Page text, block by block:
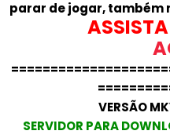
parar de jogar, também
VERSÃO
SERVIDOR PARA